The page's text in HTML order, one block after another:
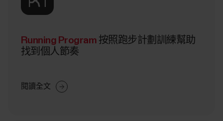
Running Program 按照跑步計劃訓練幫助
找到個人節奏
閱讀全文